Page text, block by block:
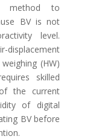
method to
BV is not
level.
(HW)
skilled
the current
of digital
BV before